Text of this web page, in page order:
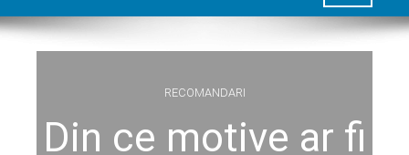
RECOMANDARI
Din ce motive ar fi